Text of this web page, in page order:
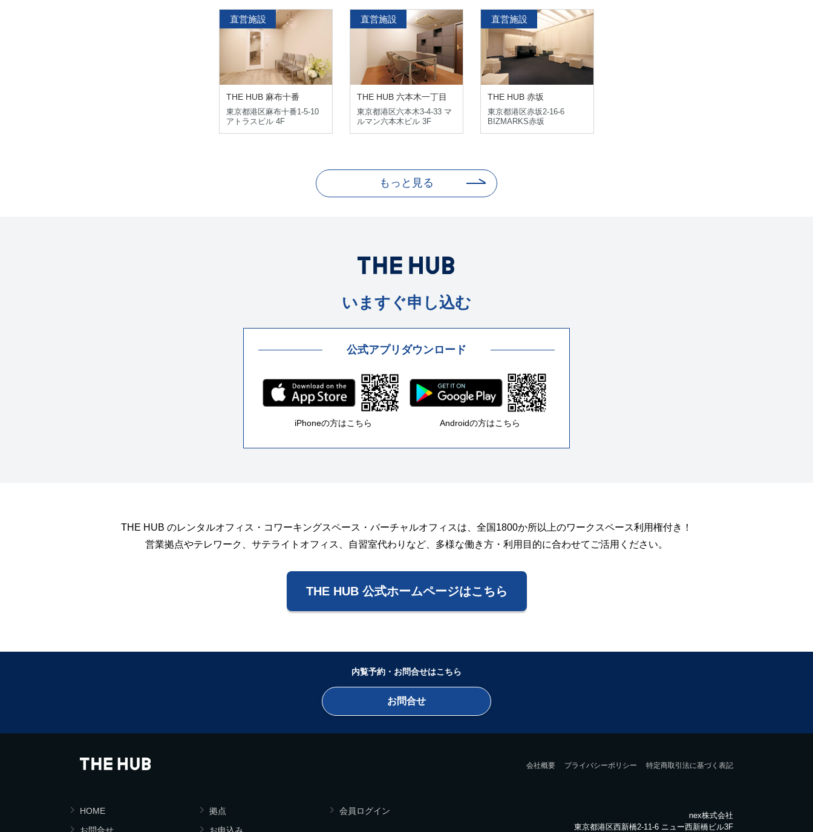
直営施設
THE HUB 麻布十番
東京都港区麻布十番1-5-10
アトラスビル 4F
直営施設
THE HUB 六本木一丁目
東京都港区六本木3-4-33 マ
ルマン六本木ビル 3F
直営施設
THE HUB 赤坂
東京都港区赤坂2-16-6
BIZMARKS赤坂
もっと見る
いますぐ申し込む
公式アプリダウンロード
iPhoneの方はこちら Androidの方はこちら
THE HUB のレンタルオフィス・コワーキングスペース・バーチャルオフィスは、全国1800か所以上のワークスペース利用権付き！
営業拠点やテレワーク、サテライトオフィス、自習室代わりなど、多様な働き方・利用目的に合わせてご活用ください。
THE HUB 公式ホームページはこちら
内覧予約・お問合せはこちら
お問合せ
HOME 拠点
会員ログイン
お問合せ
お申込み
会社概要 プライバシーポリシー 特定商取引法に基づく表記
nex株式会社
東京都港区西新橋2-11-6 ニュー西新橋ビル3F